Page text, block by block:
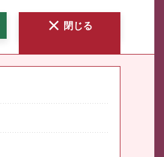
閉じる